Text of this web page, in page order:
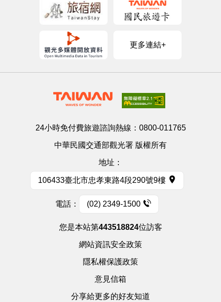
更多連結+
24小時免付費旅遊諮詢熱線： 0800-011765
中華民國交通部觀光署 版權所有
地址：
106433臺北市忠孝東路4段290號9樓
電話： (02) 2349-1500
您是本站第443518824位訪客
網站資訊安全政策
隱私權保護政策
意見信箱
分享給更多的好友知道